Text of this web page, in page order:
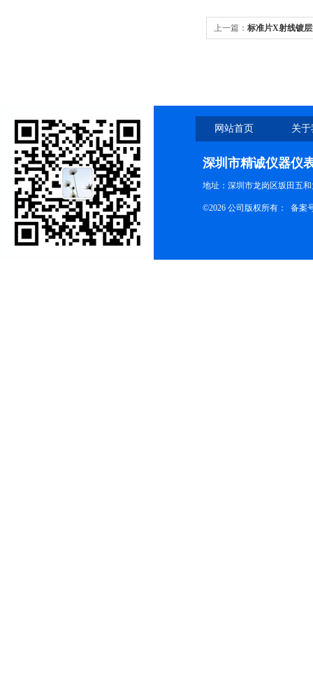
上一篇： 标准片X射线镀
网站首页 关
深圳市精诚仪器仪
地址：深圳市龙岗区坂田五
©2026 公司版权所有： 备案